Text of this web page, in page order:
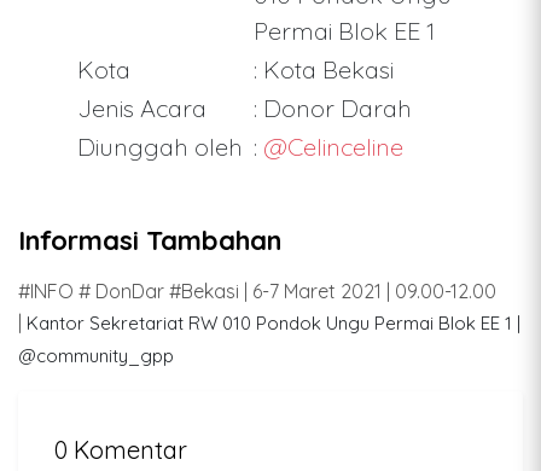
Permai Blok EE 1
Kota
: Kota Bekasi
Jenis Acara
: Donor Darah
Diunggah oleh : @Celinceline
Informasi Tambahan
#INFO # DonDar #Bekasi | 6-7 Maret 2021 | 09.00-12.00
Kantor Sekretariat RW 010 Pondok Ungu Permai Blok EE 1 |
@community_gpp
0 Komentar